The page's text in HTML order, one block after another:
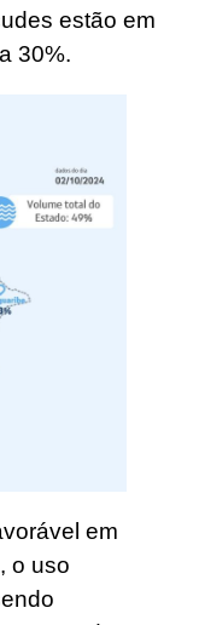
estão em
30%.
em
o uso